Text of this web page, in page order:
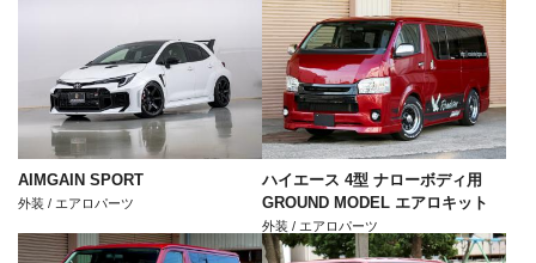
AIMGAIN SPORT
外装 / エアロパーツ
ハイエース 4型 ナローボディ用
GROUND MODEL エアロキット
外装 / エアロパーツ